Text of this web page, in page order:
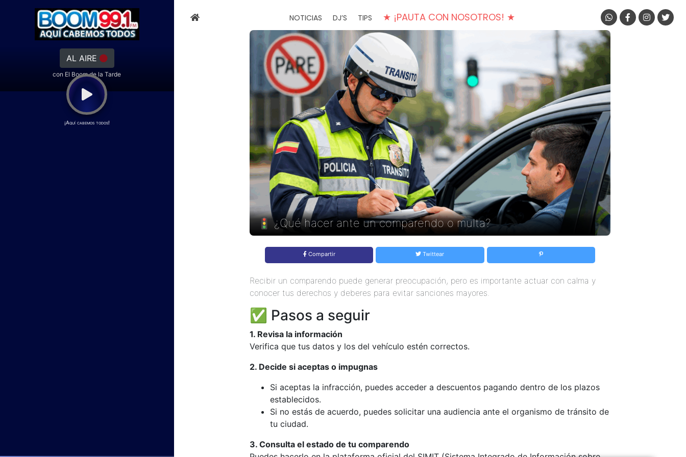
AL AIRE
con El Boom de la Tarde
¡Aquí cabemos todos!
NOTICIAS DJ’S TIPS ★ ¡PAUTA CON NOSOTROS! ★
🚦 ¿Qué hacer ante un comparendo o multa?
Compartir Twittear
Recibir un comparendo puede generar preocupación, pero es importante actuar con calma y
conocer tus derechos y deberes para evitar sanciones mayores.
✅ Pasos a seguir
1. Revisa la información
Verifica que tus datos y los del vehículo estén correctos.
2. Decide si aceptas o impugnas
Si aceptas la infracción, puedes acceder a descuentos pagando dentro de los plazos
establecidos.
Si no estás de acuerdo, puedes solicitar una audiencia ante el organismo de tránsito de
tu ciudad.
3. Consulta el estado de tu comparendo